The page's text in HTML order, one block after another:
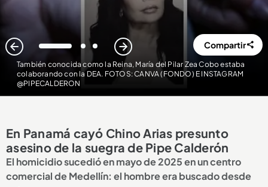
También conocida como la Reina, María del Pilar Zea Cobo estaba
colaborando con la DEA. FOTOS: CANVA (FONDO) E INSTAGRAM
@PIPECALDERON
1 2 3 Compartir
En Panamá cayó Chino Arias presunto
asesino de la suegra de Pipe Calderón
El homicidio sucedió en mayo de 2025 en un centro
comercial de Medellín: el hombre era buscado desde